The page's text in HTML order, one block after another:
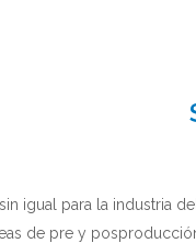
igual para la industria
de pre y